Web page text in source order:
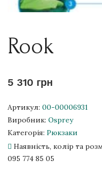
Rook
5 310 грн
Артикул: 00-00006931
Виробник: Osprey
Категорія: Рюкзаки
Наявність, колір та
095 774 85 05